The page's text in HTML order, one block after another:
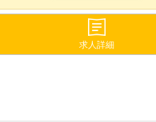
くに寮もあるので
らしをしたい方におすすめ！！
も可能です✨
求人詳細